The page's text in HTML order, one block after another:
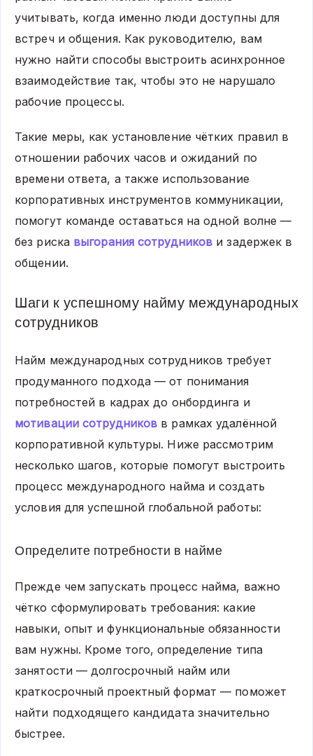
учитывать, когда именно люди доступны для
встреч и общения. Как руководителю, вам
нужно найти способы выстроить асинхронное
взаимодействие так, чтобы это не нарушало
рабочие процессы.
Такие меры, как установление чётких правил в
отношении рабочих часов и ожиданий по
времени ответа, а также использование
корпоративных инструментов коммуникации,
помогут команде оставаться на одной волне —
без риска выгорания сотрудников и задержек в
общении.
Шаги к успешному найму международных
сотрудников
Найм международных сотрудников требует
продуманного подхода — от понимания
потребностей в кадрах до онбординга и
мотивации сотрудников в рамках удалённой
корпоративной культуры. Ниже рассмотрим
несколько шагов, которые помогут выстроить
процесс международного найма и создать
условия для успешной глобальной работы:
Определите потребности в найме
Прежде чем запускать процесс найма, важно
чётко сформулировать требования: какие
навыки, опыт и функциональные обязанности
вам нужны. Кроме того, определение типа
занятости — долгосрочный найм или
краткосрочный проектный формат — поможет
найти подходящего кандидата значительно
быстрее.